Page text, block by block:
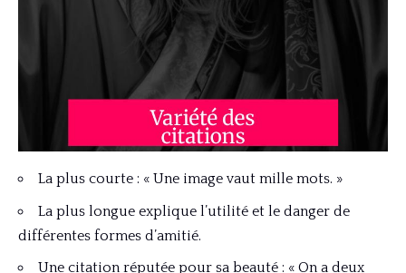
La plus courte : « Une image vaut mille mots. »
La plus longue explique l’utilité et le danger de
différentes formes d’amitié.
Une citation réputée pour sa beauté : « On a deux